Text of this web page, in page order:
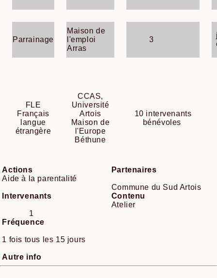
Parrainage
Maison de
l'emploi
Arras
3
FLE
Français
langue
étrangère
CCAS,
Université
Artois
Maison de
l'Europe
Béthune
10 intervenants
bénévoles
Actions
Aide à la parentalité
Partenaires
Commune du Sud Artois
Intervenants
1
Contenu
Atelier
Fréquence
1 fois tous les 15 jours
Autre info